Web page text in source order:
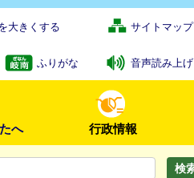
大きくする サイトマップ
ふりがな 音声読み上げ
へ 行政情報